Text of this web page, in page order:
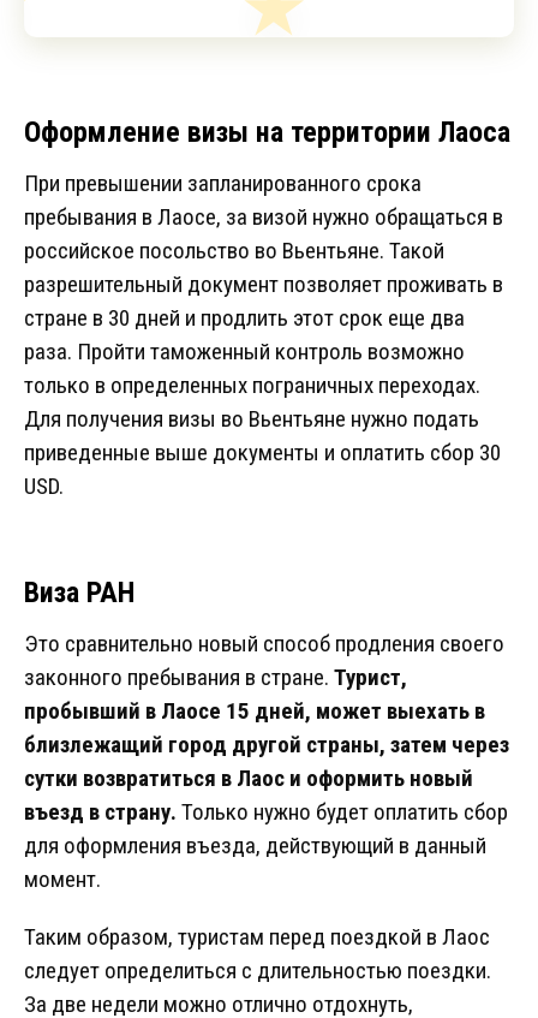
Оформление визы на территории Лаоса
При превышении запланированного срока
пребывания в Лаосе, за визой нужно обращаться в
российское посольство во Вьентьяне. Такой
разрешительный документ позволяет проживать в
стране в 30 дней и продлить этот срок еще два
раза. Пройти таможенный контроль возможно
только в определенных пограничных переходах.
Для получения визы во Вьентьяне нужно подать
приведенные выше документы и оплатить сбор 30
USD.
Виза РАН
Это сравнительно новый способ продления своего
законного пребывания в стране. Турист,
пробывший в Лаосе 15 дней, может выехать в
близлежащий город другой страны, затем через
сутки возвратиться в Лаос и оформить новый
въезд в страну. Только нужно будет оплатить сбор
для оформления въезда, действующий в данный
момент.
Таким образом, туристам перед поездкой в Лаос
следует определиться с длительностью поездки.
За две недели можно отлично отдохнуть,